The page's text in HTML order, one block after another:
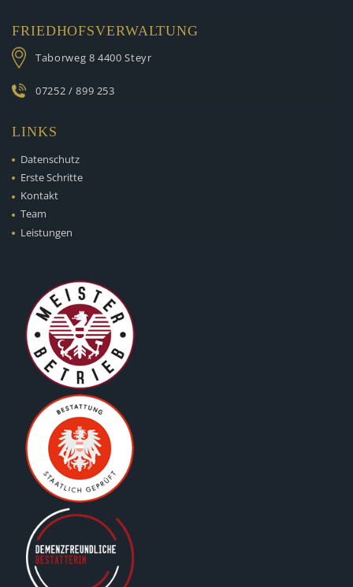
FRIEDHOFSVERWALTUNG
Taborweg 8 4400 Steyr
07252 / 899 253
LINKS
Datenschutz
Erste Schritte
Kontakt
Team
Leistungen